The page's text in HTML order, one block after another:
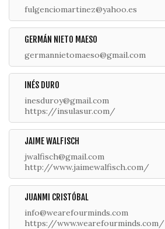
fulgenciomartinez@yahoo.es
GERMÁN NIETO MAESO
germannietomaeso@gmail.com
INÉS DURO
inesduroy@gmail.com
https://insulasur.com/
JAIME WALFISCH
jwalfisch@gmail.com
http://www.jaimewalfisch.com/
JUANMI CRISTÓBAL
info@wearefourminds.com
https://www.wearefourminds.com/